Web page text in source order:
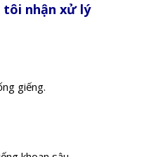
tôi nhận xử lý
giếng.